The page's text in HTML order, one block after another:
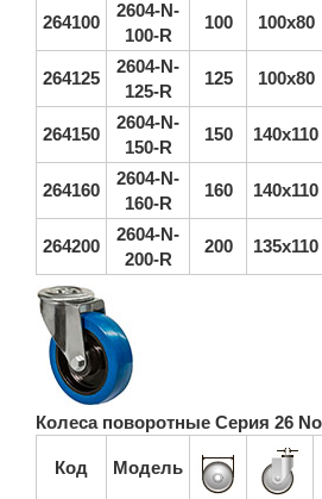
264100
2604-N-
100-R
100 100х80
264125
2604-N-
125-R
125 100х80
264150
2604-N-
150-R
150 140х110
264160
2604-N-
160-R
160 140х110
264200
2604-N-
200-R
200 135х110
Колеса поворотные Серия 26
Код Модель